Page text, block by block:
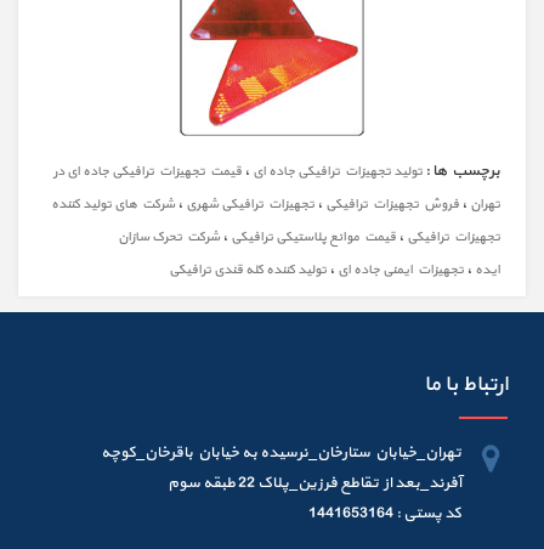
برچسب ها : تولید تجهیزات ترافیکی جاده ای ، قیمت تجهیزات ترافیکی جاده ای در
تهران ، فروش تجهیزات ترافیکی ، تجهیزات ترافیکی شهری ، شرکت های تولید کننده
تجهیزات ترافیکی ، قیمت موانع پلاستیکی ترافیکی ، شرکت تحرک سازان
ایده ، تجهیزات ایمنی جاده ای ، تولید کننده کله قندی ترافیکی
ارتباط با ما
تهران_خیابان ستارخان_نرسیده به خیابان باقرخان_کوچه
آفرند_بعد از تقاطع فرزین_پلاک 22 طبقه سوم
کد پستی : 1441653164